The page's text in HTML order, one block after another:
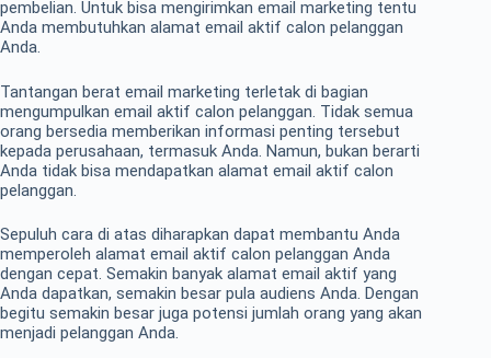
pembelian. Untuk bisa mengirimkan email marketing tentu
Anda membutuhkan alamat email aktif calon pelanggan
Anda.
Tantangan berat email marketing terletak di bagian
mengumpulkan email aktif calon pelanggan. Tidak semua
orang bersedia memberikan informasi penting tersebut
kepada perusahaan, termasuk Anda. Namun, bukan berarti
Anda tidak bisa mendapatkan alamat email aktif calon
pelanggan.
Sepuluh cara di atas diharapkan dapat membantu Anda
memperoleh alamat email aktif calon pelanggan Anda
dengan cepat. Semakin banyak alamat email aktif yang
Anda dapatkan, semakin besar pula audiens Anda. Dengan
begitu semakin besar juga potensi jumlah orang yang akan
menjadi pelanggan Anda.